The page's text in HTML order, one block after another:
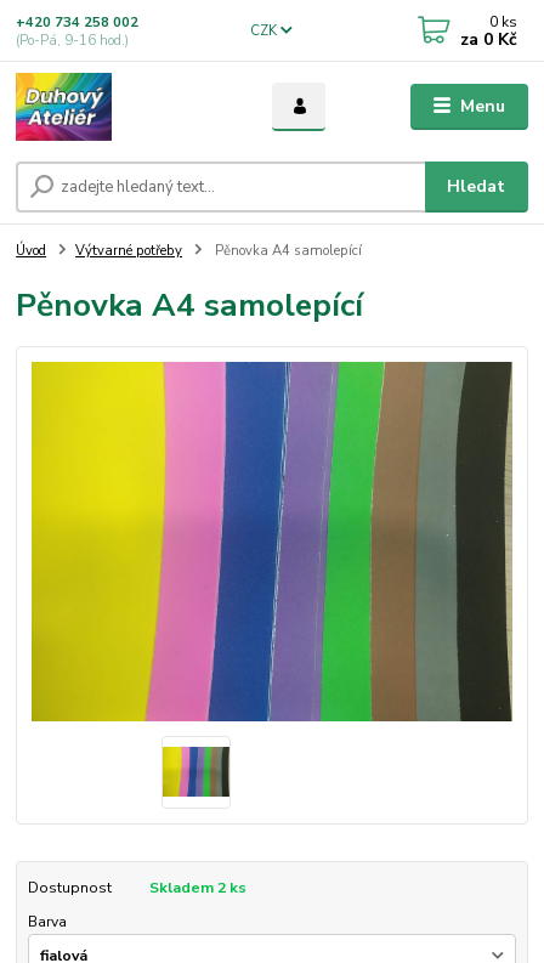
Menu
CZK
Hledat
+420 734 258 002
(Po-Pá, 9-16 hod.)
0 ks
za 0 Kč
Úvod Výtvarné potřeby Pěnovka A4 samolepící
Pěnovka A4 samolepící
Dostupnost
Skladem 2 ks
Barva